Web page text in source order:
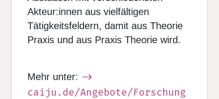
Akteur:innen aus vielfältigen
Tätigkeitsfeldern, damit aus Theorie
Praxis und aus Praxis Theorie wird.
Mehr unter:
caiju.de/Angebote/Forschung